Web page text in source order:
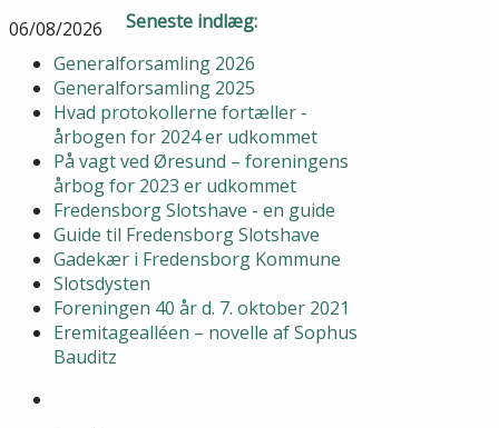
06/08/2026
Seneste indlæg:
Generalforsamling 2026
Generalforsamling 2025
Hvad protokollerne fortæller -
årbogen for 2024 er udkommet
På vagt ved Øresund – foreningens
årbog for 2023 er udkommet
Fredensborg Slotshave - en guide
Guide til Fredensborg Slotshave
Gadekær i Fredensborg Kommune
Slotsdysten
Foreningen 40 år d. 7. oktober 2021
Eremitagealléen – novelle af Sophus
Bauditz